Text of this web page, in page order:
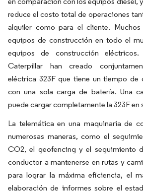
reduce el costo total de operaciones
alquiler como para el cliente.
equipos de construcción en todo el
equipos de construcción
Caterpillar han creado
eléctrica 323F que tiene un tiempo de
con una sola carga de batería. Una
puede cargar completamente la 323F en
La telemática en una maquinaria de
numerosas maneras, como el
CO2, el geofencing y el seguimiento
conductor a mantenerse en rutas y
para lograr la máxima eficiencia, el
elaboración de informes sobre el